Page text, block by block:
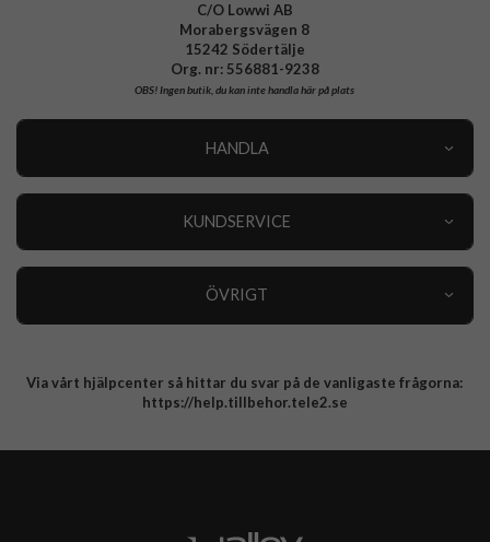
C/O Lowwi AB
Morabergsvägen 8
15242 Södertälje
Org. nr: 556881-9238
OBS!Ingen butik, du kan inte handla här på plats
HANDLA
KUNDSERVICE
ÖVRIGT
Integritetspolicy
Via vårt hjälpcenter så hittar du svar på de vanligaste frågorna:
https://help.tillbehor.tele2.se